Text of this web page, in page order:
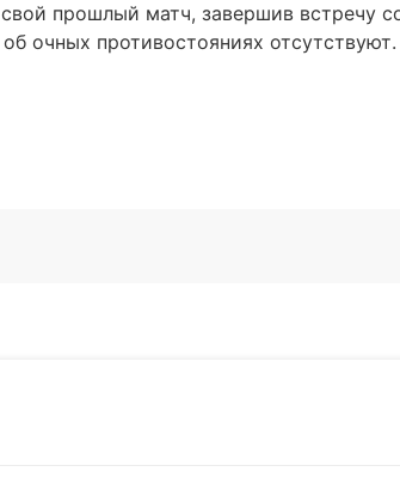
прошлый матч, завершив встречу
очных противостояниях отсутствуют.